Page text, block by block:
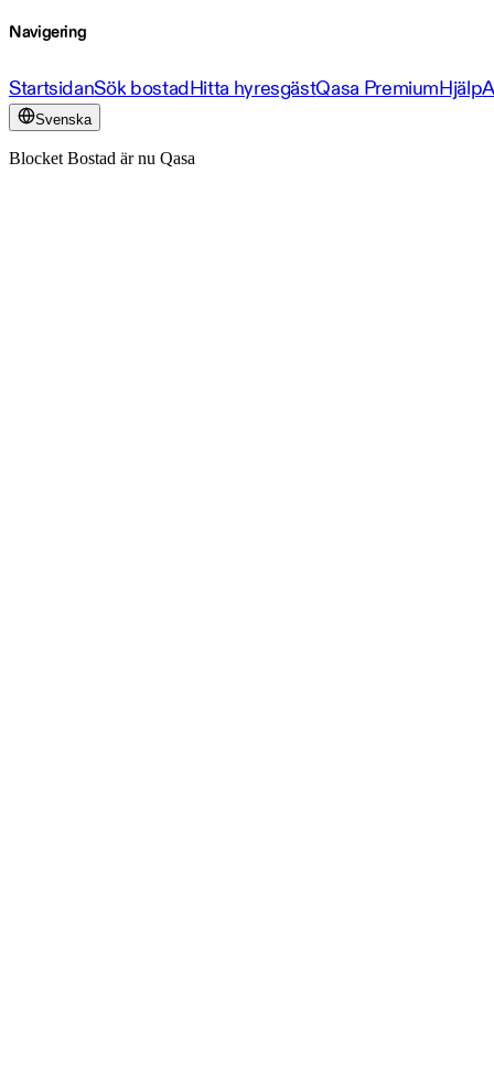
Navigering
StartsidanSök bostadHitta hyresgästQasa PremiumHjälp
Svenska
Blocket Bostad är nu Qasa